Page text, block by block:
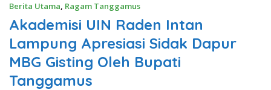
Berita Utama, Ragam Tanggamus
Akademisi UIN Raden Intan
Lampung Apresiasi Sidak Dapur
MBG Gisting Oleh Bupati
Tanggamus